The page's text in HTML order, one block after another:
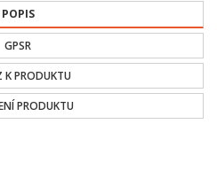
POPIS
GPSR
PRODUKTU
PRODUKTU